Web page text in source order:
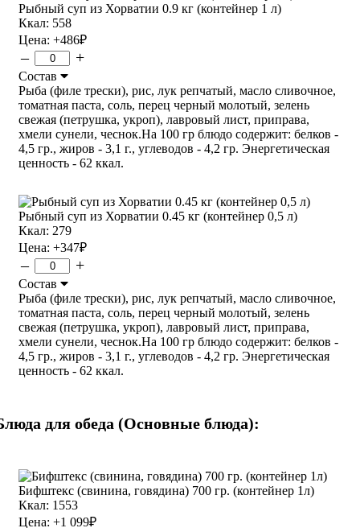
Рыбный суп из Хорватии 0.9 кг (контейнер 1 л)
Ккал: 558
Цена: +486₽
– +
Состав
Рыба (филе трески), рис, лук репчатый, масло сливочное,
томатная паста, соль, перец черный молотый, зелень
свежая (петрушка, укроп), лавровый лист, приправа,
хмели сунели, чеснок.На 100 гр блюдо содержит: белков -
4,5 гр., жиров - 3,1 г., углеводов - 4,2 гр. Энергетическая
ценность - 62 ккал.
Рыбный суп из Хорватии 0.45 кг (контейнер 0,5 л)
Ккал: 279
Цена: +347₽
– +
Состав
Рыба (филе трески), рис, лук репчатый, масло сливочное,
томатная паста, соль, перец черный молотый, зелень
свежая (петрушка, укроп), лавровый лист, приправа,
хмели сунели, чеснок.На 100 гр блюдо содержит: белков -
4,5 гр., жиров - 3,1 г., углеводов - 4,2 гр. Энергетическая
ценность - 62 ккал.
для обеда (Основные блюда):
Бифштекс (свинина, говядина) 700 гр. (контейнер 1л)
Ккал: 1553
Цена: +1 099₽